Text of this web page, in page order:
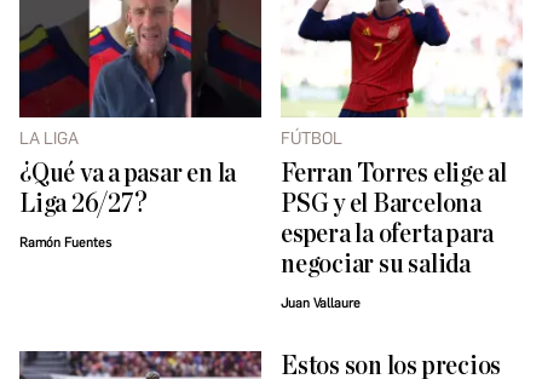
LA LIGA
¿Qué va a pasar en la
Liga 26/27?
Ramón Fuentes
FÚTBOL
Ferran Torres elige al
PSG y el Barcelona
espera la oferta para
negociar su salida
Juan Vallaure
Estos son los precios